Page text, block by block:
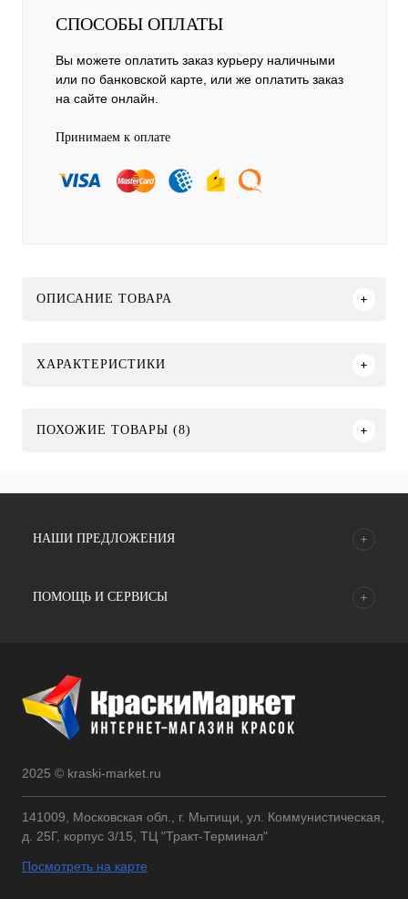
СПОСОБЫ ОПЛАТЫ
Вы можете оплатить заказ курьеру наличными
или по банковской карте, или же оплатить заказ
на сайте онлайн.
Принимаем к оплате
ОПИСАНИЕ ТОВАРА
ХАРАКТЕРИСТИКИ
ПОХОЖИЕ ТОВАРЫ (8)
НАШИ ПРЕДЛОЖЕНИЯ
ПОМОЩЬ И СЕРВИСЫ
2025 © kraski-market.ru
141009, Московская обл., г. Мытищи, ул. Коммунистическая,
д. 25Г, корпус 3/15, ТЦ "Тракт-Терминал"
Посмотреть на карте